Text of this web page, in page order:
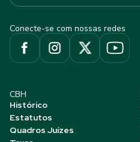
Conecte-se com nossas redes
CBH
Histórico
Estatutos
Quadros Juízes